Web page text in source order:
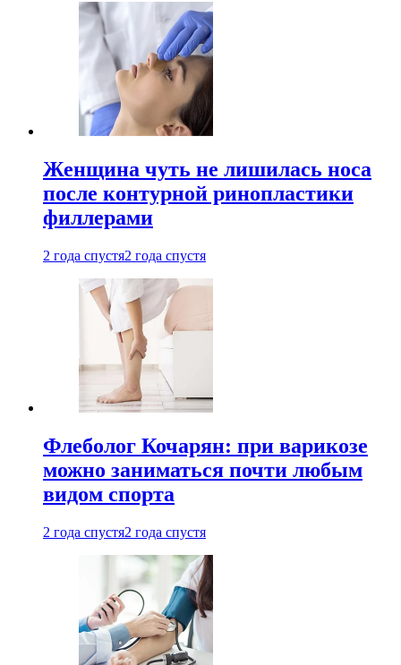
Женщина чуть не лишилась носа
после контурной ринопластики
филлерами
2 года спустя2 года спустя
Флеболог Кочарян: при варикозе
можно заниматься почти любым
видом спорта
2 года спустя2 года спустя